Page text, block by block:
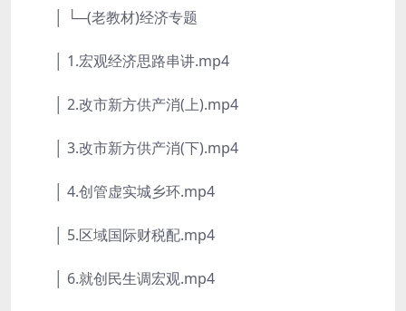
│ └─(老教材)经济专题
│ 1.宏观经济思路串讲.mp4
│ 2.改市新方供产消(上).mp4
│ 3.改市新方供产消(下).mp4
│ 4.创管虚实城乡环.mp4
│ 5.区域国际财税配.mp4
│ 6.就创民生调宏观.mp4